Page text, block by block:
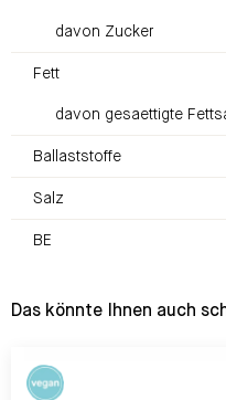
davon Zucker
Fett
davon gesaettigte
Ballaststoffe
Salz
BE
Das könnte Ihnen auch